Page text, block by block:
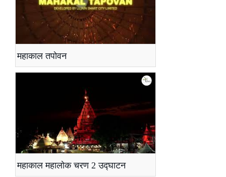
महाकाल तपोवन
महाकाल महालोक चरण 2 उद्घाटन